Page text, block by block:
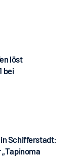
löst
bei
Schifferstadt: